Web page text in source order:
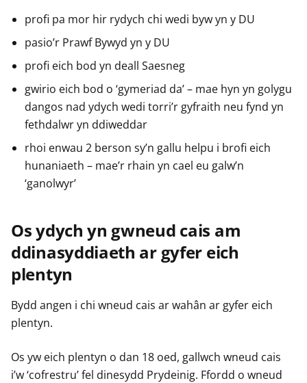
profi pa mor hir rydych chi wedi byw yn y DU
pasio’r Prawf Bywyd yn y DU
profi eich bod yn deall Saesneg
gwirio eich bod o ‘gymeriad da’ – mae hyn yn golygu
dangos nad ydych wedi torri’r gyfraith neu fynd yn
fethdalwr yn ddiweddar
rhoi enwau 2 berson sy’n gallu helpu i brofi eich
hunaniaeth – mae’r rhain yn cael eu galw’n
‘ganolwyr’
Os ydych yn gwneud cais am
ddinasyddiaeth ar gyfer eich
plentyn
Bydd angen i chi wneud cais ar wahân ar gyfer eich
plentyn.
Os yw eich plentyn o dan 18 oed, gallwch wneud cais
i’w ‘cofrestru’ fel dinesydd Prydeinig. Ffordd o wneud